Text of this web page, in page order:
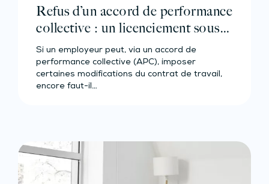
Refus d’un accord de performance
collective : un licenciement sous
contrôle !
Si un employeur peut, via un accord de
performance collective (APC), imposer
certaines modifications du contrat de travail,
encore faut-il…